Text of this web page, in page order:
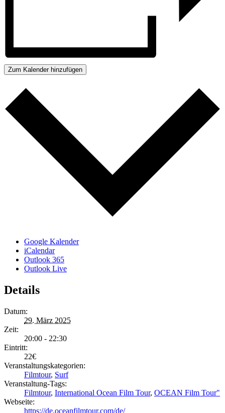
Zum Kalender hinzufügen
Google Kalender
iCalendar
Outlook 365
Outlook Live
Details
Datum:
29. März 2025
Zeit:
20:00 - 22:30
Eintritt:
22€
Veranstaltungskategorien:
Filmtour, Surf
Veranstaltung-Tags:
Filmtour, International Ocean Film Tour, OCEAN Film Tour"
Webseite:
https://de.oceanfilmtour.com/de/